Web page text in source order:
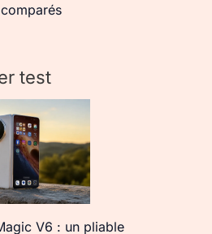
test
V6 : un pliable